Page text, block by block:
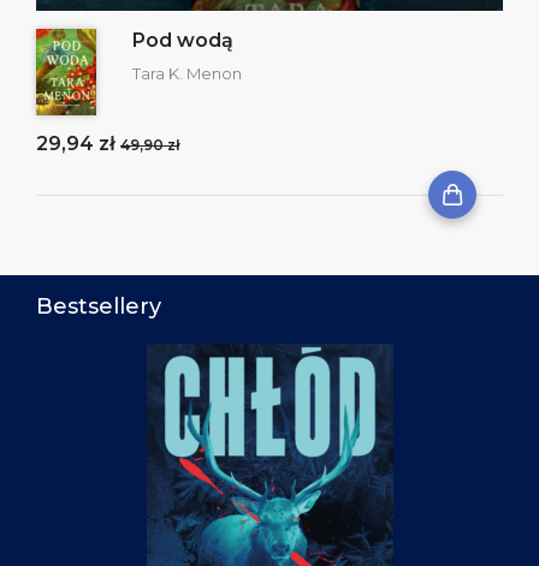
Pod wodą
Tara K. Menon
29,94 zł 49,90 zł
Bestsellery